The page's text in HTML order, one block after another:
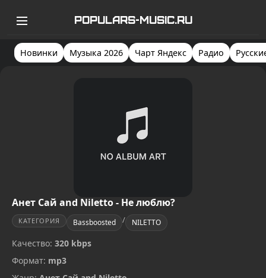
POPULARS-MUSIC.RU
Новинки Музыка 2026 Чарт Яндекс Радио
Анет Сай and Niletto - Не люблю?
КАТЕГОРИЯ Bassboosted / NILETTO
Качество: 320 kbps
Формат: mp3